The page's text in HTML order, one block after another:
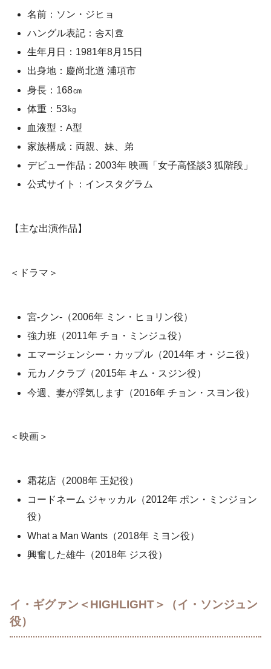
名前：ソン・ジヒョ
ハングル表記：송지효
生年月日：1981年8月15日
出身地：慶尚北道 浦項市
身長：168㎝
体重：53㎏
血液型：A型
家族構成：両親、妹、弟
デビュー作品：2003年 映画「女子高怪談3 狐階段」
公式サイト：インスタグラム
【主な出演作品】
＜ドラマ＞
宮‐クン‐（2006年 ミン・ヒョリン役）
強力班（2011年 チョ・ミンジュ役）
エマージェンシー・カップル（2014年 オ・ジニ役）
元カノクラブ（2015年 キム・スジン役）
今週、妻が浮気します（2016年 チョン・スヨン役）
＜映画＞
霜花店（2008年 王妃役）
コードネーム ジャッカル（2012年 ポン・ミンジョン
役）
What a Man Wants（2018年 ミヨン役）
興奮した雄牛（2018年 ジス役）
イ・ギグァン＜HIGHLIGHT＞（イ・ソンジュン
役）